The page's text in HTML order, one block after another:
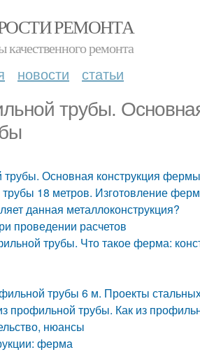
РЕМОНТА
качественного ремонта
новости статьи
трубы.
Основная конструкция
18 метров. Изготовление
данная металлоконструкция?
проведении расчетов
трубы. Что такое ферма:
трубы 6 м. Проекты
трубы. Как из
нюансы
ферма